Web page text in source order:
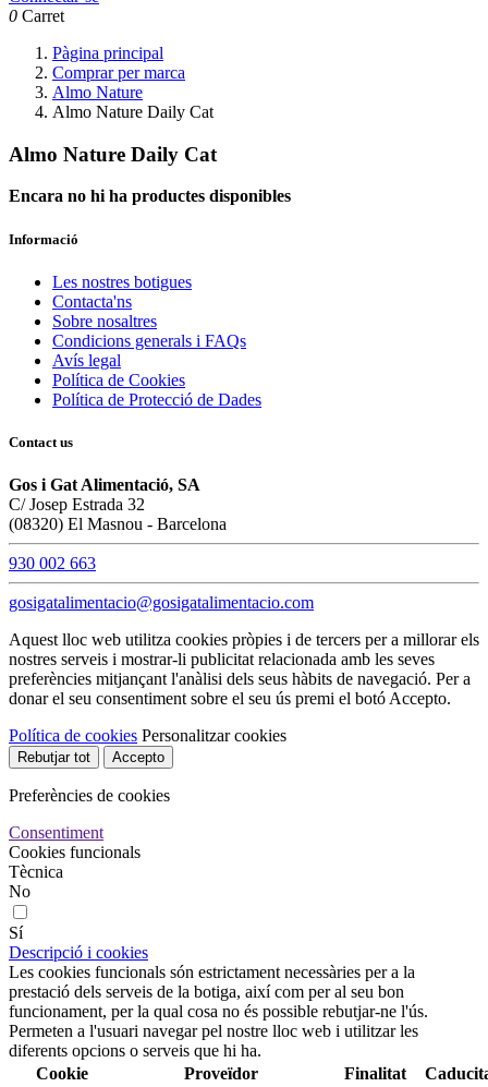
0 Carret
Pàgina principal
Comprar per marca
Almo Nature
Almo Nature Daily Cat
Almo Nature Daily Cat
Encara no hi ha productes disponibles
Informació
Les nostres botigues
Contacta'ns
Sobre nosaltres
Condicions generals i FAQs
Avís legal
Política de Cookies
Política de Protecció de Dades
Contact us
Gos i Gat Alimentació, SA
C/ Josep Estrada 32
(08320) El Masnou - Barcelona
930 002 663
gosigatalimentacio@gosigatalimentacio.com
Aquest lloc web utilitza cookies pròpies i de tercers per a millorar els
nostres serveis i mostrar-li publicitat relacionada amb les seves
preferències mitjançant l'anàlisi dels seus hàbits de navegació. Per a
donar el seu consentiment sobre el seu ús premi el botó Accepto.
Política de cookies Personalitzar cookies
Rebutjar tot Accepto
Preferències de cookies
Consentiment
Cookies funcionals
Tècnica
No
Sí
Descripció i cookies
Les cookies funcionals són estrictament necessàries per a la
prestació dels serveis de la botiga, així com per al seu bon
funcionament, per la qual cosa no és possible rebutjar-ne l'ús.
Permeten a l'usuari navegar pel nostre lloc web i utilitzar les
diferents opcions o serveis que hi ha.
Cookie
Proveïdor Finalitat